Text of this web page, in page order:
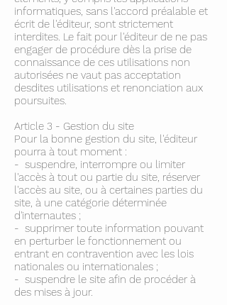
informatiques, sans l'accord préalable et
écrit de l'éditeur, sont strictement
interdites. Le fait pour l'éditeur de ne pas
engager de procédure dès la prise de
connaissance de ces utilisations non
autorisées ne vaut pas acceptation
desdites utilisations et renonciation aux
poursuites.
Article 3 - Gestion du site
Pour la bonne gestion du site, l'éditeur
pourra à tout moment :
- suspendre, interrompre ou limiter
l'accès à tout ou partie du site, réserver
l'accès au site, ou à certaines parties du
site, à une catégorie déterminée
d'internautes ;
- supprimer toute information pouvant
en perturber le fonctionnement ou
entrant en contravention avec les lois
nationales ou internationales ;
- suspendre le site afin de procéder à
des mises à jour.